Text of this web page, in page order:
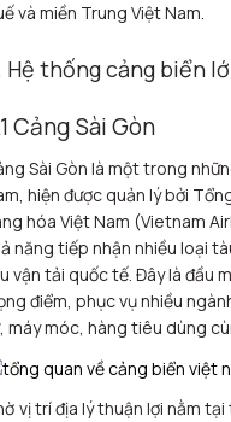
và miền Trung Việt Nam.
Hệ thống cảng biển
Cảng Sài Gòn
Sài Gòn là một trong
hiện được quản lý bởi
hóa Việt Nam (Vietnam
năng tiếp nhận nhiều loại
vận tải quốc tế. Đây là đầu
điểm, phục vụ nhiều
máy móc, hàng tiêu dùng
vị trí địa lý thuận lợi nằm